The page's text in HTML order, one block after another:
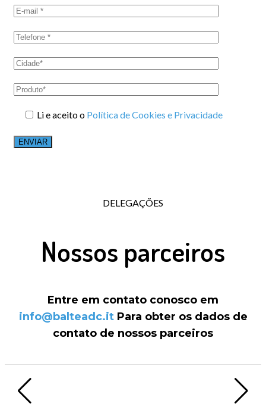
Li e aceito o Política de Cookies e Privacidade
DELEGAÇÕES
Nossos parceiros
Entre em contato conosco em
info@balteadc.itPara obter os dados de
contato de nossos parceiros